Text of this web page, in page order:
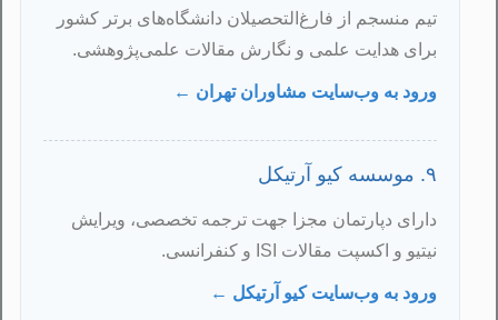
تیم منسجم از فارغ‌التحصیلان دانشگاه‌های برتر کشور
برای هدایت علمی و نگارش مقالات علمی‌پژوهشی.
ورود به وب‌سایت مشاوران تهران ←
۹. موسسه کیو آرتیکل
دارای دپارتمان مجزا جهت ترجمه تخصصی، ویرایش
نیتیو و اکسپت مقالات ISI و کنفرانسی.
ورود به وب‌سایت کیو آرتیکل ←